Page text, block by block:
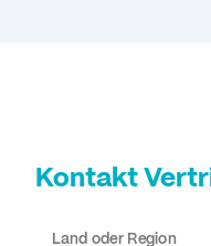
Kontakt
Land oder Region